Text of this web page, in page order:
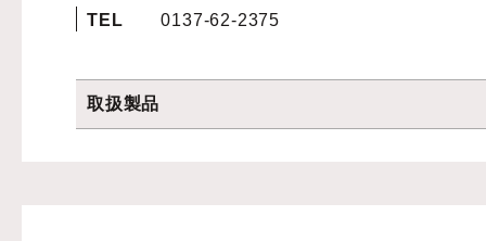
TEL 0137-62-2375
取扱製品